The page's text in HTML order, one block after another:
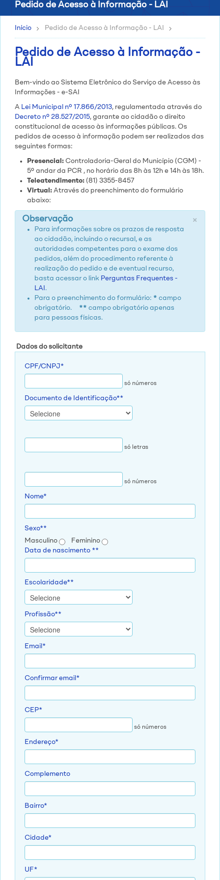
Pedido de Acesso à Informação - LAI
Início Pedido de Acesso à Informação - LAI
Pedido de Acesso à Informação -
LAI
Bem-vindo ao Sistema Eletrônico do Serviço de Acesso às
Informações - e-SAI
A Lei Municipal nº 17.866/2013, regulamentada através do
Decreto nº 28.527/2015, garante ao cidadão o direito
constitucional de acesso às informações públicas. Os
pedidos de acesso à informação podem ser realizados das
seguintes formas:
Presencial: Controladoria-Geral do Município (CGM) -
5º andar da PCR , no horário das 8h às 12h e 14h às 18h.
Teleatendimento: (81) 3355-8457
Virtual: Através do preenchimento do formulário
abaixo:
×
Observação
Para informações sobre os prazos de resposta
ao cidadão, incluindo o recursal, e as
autoridades competentes para o exame dos
pedidos, além do procedimento referente à
realização do pedido e de eventual recurso,
basta acessar o link Perguntas Frequentes -
LAI .
Para o preenchimento do formulário: * campo
obrigatório. ** campo obrigatório apenas
para pessoas físicas.
Dados do solicitante
CPF/CNPJ*
só números
Documento de Identificação**
só letras
só números
Nome*
Sexo**
Masculino
Feminino
Data de nascimento **
Escolaridade**
Profissão**
Email*
Confirmar email*
CEP*
só números
Endereço*
Complemento
Bairro*
Cidade*
UF*